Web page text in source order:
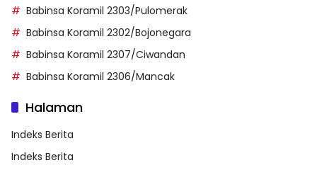
Babinsa Koramil 2303/Pulomerak
Babinsa Koramil 2302/Bojonegara
Babinsa Koramil 2307/Ciwandan
Babinsa Koramil 2306/Mancak
Halaman
Indeks Berita
Indeks Berita